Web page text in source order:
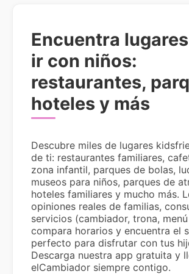
Encuentra
ir con niños:
restaurantes,
hoteles y más
Descubre miles de lugares
de ti: restaurantes familiares,
zona infantil, parques de bolas,
museos para niños, parques de
hoteles familiares y mucho más.
opiniones reales de familias,
servicios (cambiador, trona,
compara horarios y encuentra el
perfecto para disfrutar con tus
Descarga nuestra app gratuita y
elCambiador siempre contigo.